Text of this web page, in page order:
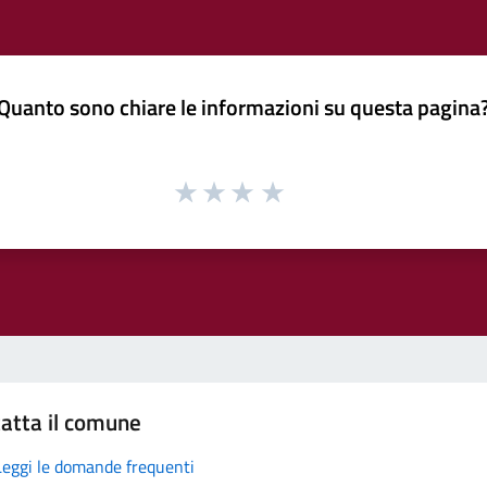
sono chiare le informazioni su questa
il comune
le domande frequenti